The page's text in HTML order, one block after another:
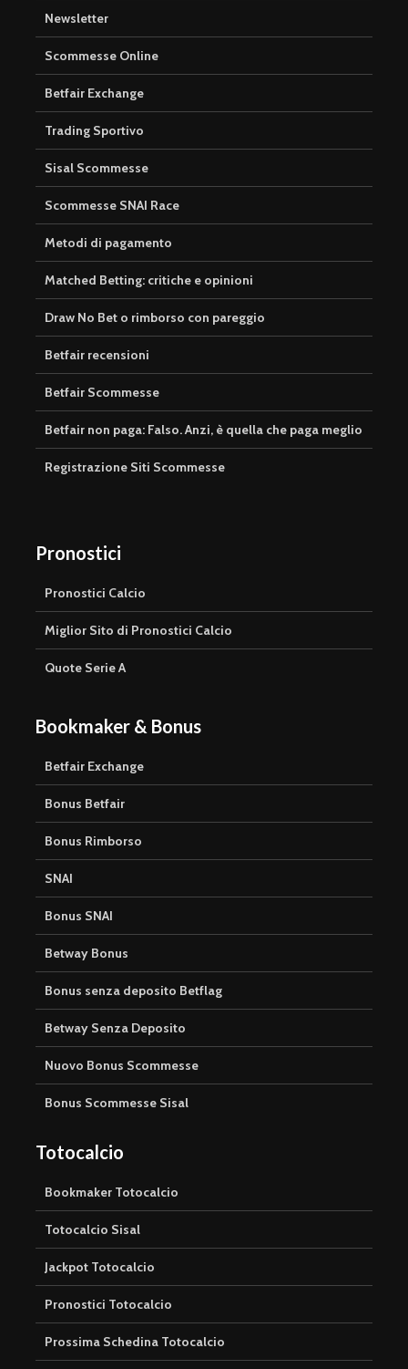
Newsletter
Scommesse Online
Betfair Exchange
Trading Sportivo
Sisal Scommesse
Scommesse SNAI Race
Metodi di pagamento
Matched Betting: critiche e opinioni
Draw No Bet o rimborso con pareggio
Betfair recensioni
Betfair Scommesse
Betfair non paga: Falso. Anzi, è quella che paga meglio
Registrazione Siti Scommesse
Pronostici
Pronostici Calcio
Miglior Sito di Pronostici Calcio
Quote Serie A
Bookmaker & Bonus
Betfair Exchange
Bonus Betfair
Bonus Rimborso
SNAI
Bonus SNAI
Betway Bonus
Bonus senza deposito Betflag
Betway Senza Deposito
Nuovo Bonus Scommesse
Bonus Scommesse Sisal
Totocalcio
Bookmaker Totocalcio
Totocalcio Sisal
Jackpot Totocalcio
Pronostici Totocalcio
Prossima Schedina Totocalcio